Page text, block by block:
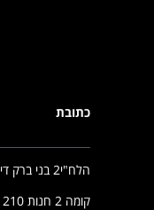
כתובת
הלח"י2 בני ברק דיזיין סנטר
קומה 2 חנות 210